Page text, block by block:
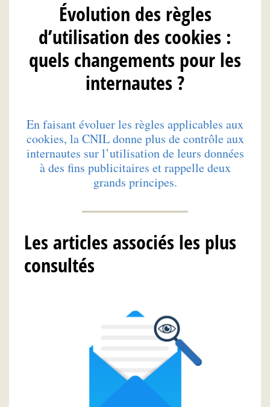
Évolution des règles
d’utilisation des cookies :
quels changements pour les
internautes ?
En faisant évoluer les règles applicables aux
cookies, la CNIL donne plus de contrôle aux
internautes sur l’utilisation de leurs données
à des fins publicitaires et rappelle deux
grands principes.
Les articles associés les plus
consultés